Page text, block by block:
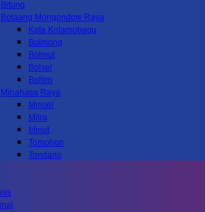
Bitung
Bolaang Mongondow Raya
Kota Kotamobagu
Bolmong
Bolmut
Bolsel
Boltim
Minahasa Raya
Minsel
Mitra
Minut
Tomohon
Tondano